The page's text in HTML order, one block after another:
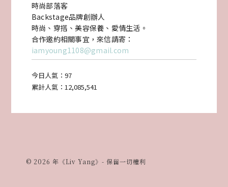
時尚部落客
Backstage品牌創辦人
時尚、穿搭、美容保養、愛情生活。
合作邀約相關事宜，來信請寄：
iamyoung1108@gmail.com
今日人氣： 97
累計人氣： 12,085,541
© 2026 年《Liv Yang》- 保留一切權利